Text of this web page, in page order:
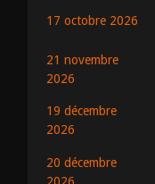
17 octobre 2026
21 novembre
2026
19 décembre
2026
20 décembre